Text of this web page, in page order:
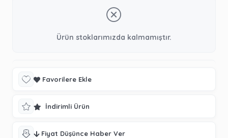
Ürün stoklarımızda kalmamıştır.
Favorilere Ekle
İndirimli Ürün
Fiyat Düşünce Haber Ver